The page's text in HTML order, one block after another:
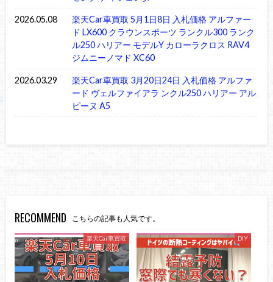
2026.05.08
楽天Car車買取 5月1日8日 入札価格 アルファー
ド LX600 クラウンスポーツ ランクル300 ランク
ル250 ハリアー モデルY カローラクロス RAV4
ジムニーノマド XC60
2026.03.29
楽天Car車買取 3月20日24日 入札価格 アルファ
ード ヴェルファイアラ ンクル250 ハリアー アル
ピーヌ A5
RECOMMEND こちらの記事も人気です。
楽天Car車買取 DIY